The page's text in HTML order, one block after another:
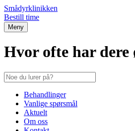
Smådyrklinikken
Bestill time
Meny
Hvor ofte har dere
Behandlinger
Vanlige spørsmål
Aktuelt
Om oss